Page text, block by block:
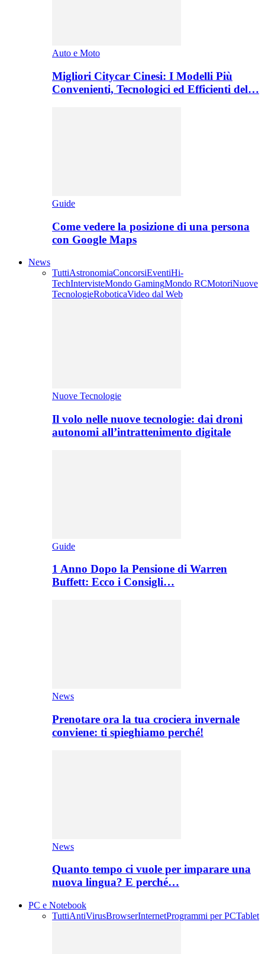
Auto e Moto
Migliori Citycar Cinesi: I Modelli Più
Convenienti, Tecnologici ed Efficienti del…
Guide
Come vedere la posizione di una persona
con Google Maps
News
TuttiAstronomiaConcorsiEventiHi-
TechIntervisteMondo GamingMondo RCMotoriNuove
TecnologieRoboticaVideo dal Web
Nuove Tecnologie
Il volo nelle nuove tecnologie: dai droni
autonomi all’intrattenimento digitale
Guide
1 Anno Dopo la Pensione di Warren
Buffett: Ecco i Consigli…
News
Prenotare ora la tua crociera invernale
conviene: ti spieghiamo perché!
News
Quanto tempo ci vuole per imparare una
nuova lingua? E perché…
PC e Notebook
TuttiAntiVirusBrowserInternetProgrammi per PCTablet